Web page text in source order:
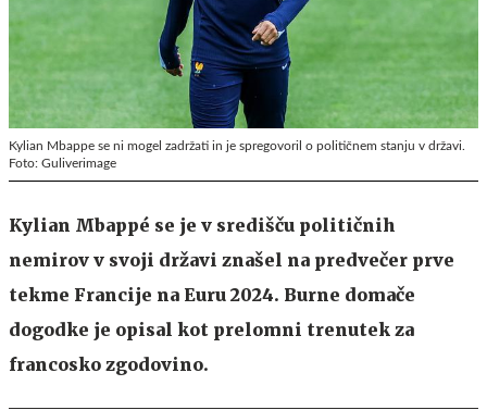
Kylian Mbappe se ni mogel zadržati in je spregovoril o političnem stanju v državi.
Foto: Guliverimage
Kylian Mbappé se je v središču političnih
nemirov v svoji državi znašel na predvečer prve
tekme Francije na Euru 2024. Burne domače
dogodke je opisal kot prelomni trenutek za
francosko zgodovino.